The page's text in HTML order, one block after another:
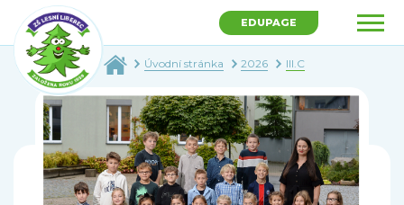
EDUPAGE
Úvodní stránka 2026 III.C